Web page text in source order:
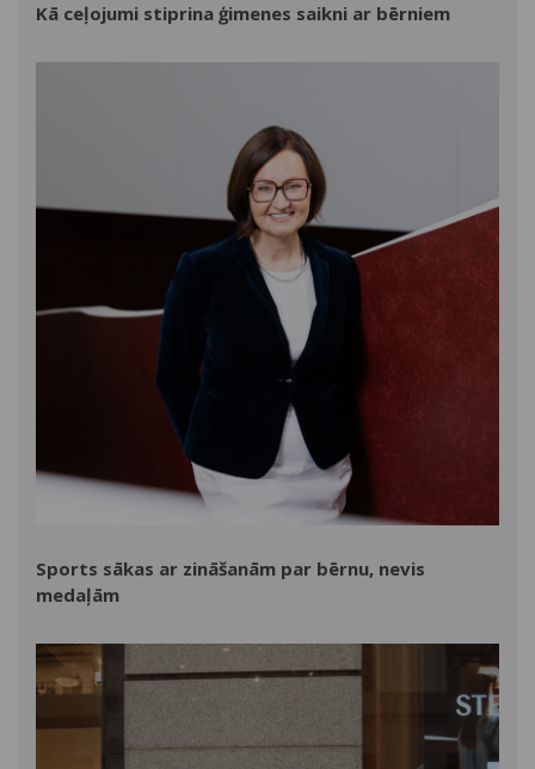
Kā ceļojumi stiprina ģimenes saikni ar bērniem
Sports sākas ar zināšanām par bērnu, nevis
medaļām